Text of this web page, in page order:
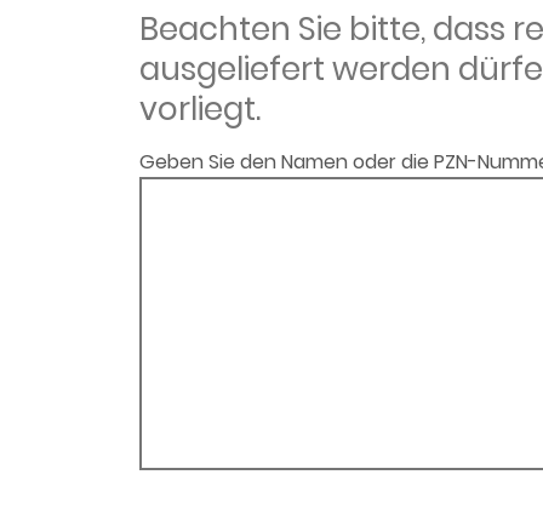
Beachten Sie bitte, dass
ausgeliefert werden
vorliegt.
Geben Sie den Namen oder die PZN-